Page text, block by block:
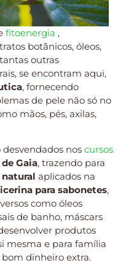
fitoenergia ,
botânicos, óleos,
outras
se encontram aqui,
, fornecendo
de pele não só no
mãos, pés, axilas,
nos cursos
Gaia, trazendo para
aplicados na
para sabonetes,
como óleos
de banho, máscars
produtos
mesma e para família
dinheiro extra.